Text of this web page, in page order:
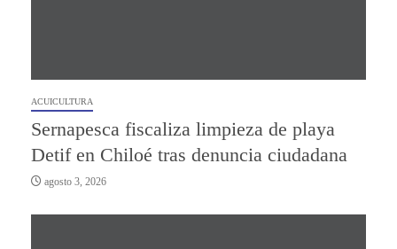
ACUICULTURA
Sernapesca fiscaliza limpieza de playa
Detif en Chiloé tras denuncia ciudadana
agosto 3, 2026